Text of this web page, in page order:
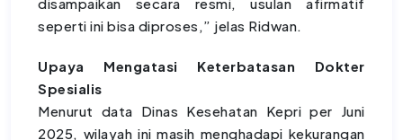
disampaikan secara resmi, usulan afirmatif
seperti ini bisa diproses,” jelas Ridwan.
Upaya Mengatasi Keterbatasan Dokter
Spesialis
Menurut data Dinas Kesehatan Kepri per Juni
2025, wilayah ini masih menghadapi kekurangan